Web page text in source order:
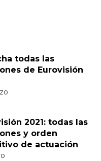
todas las
de Eurovisión
2021: todas las
y orden
de actuación